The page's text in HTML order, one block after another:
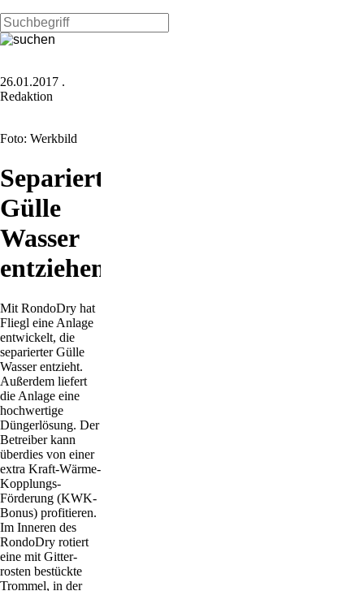
26.01.2017 .
Redaktion
Foto: Werkbild
Separierter
Gülle
Wasser
entziehen
Mit RondoDry hat
Fliegl eine Anlage
entwickelt, die
separierter Gülle
Wasser entzieht.
Außerdem liefert
die Anlage eine
hochwertige
Düngerlösung. Der
Betreiber kann
überdies von einer
extra Kraft-Wärme-
Kopplungs-
Förderung (KWK-
Bonus) profitieren.
Im Inneren des
RondoDry rotiert
eine mit Gitter­
rosten bestückte
Trommel, in der